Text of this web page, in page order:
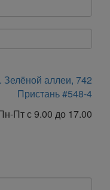
Зелёной аллеи, 742
Пристань #548-4
Пт с 9.00 до 17.00